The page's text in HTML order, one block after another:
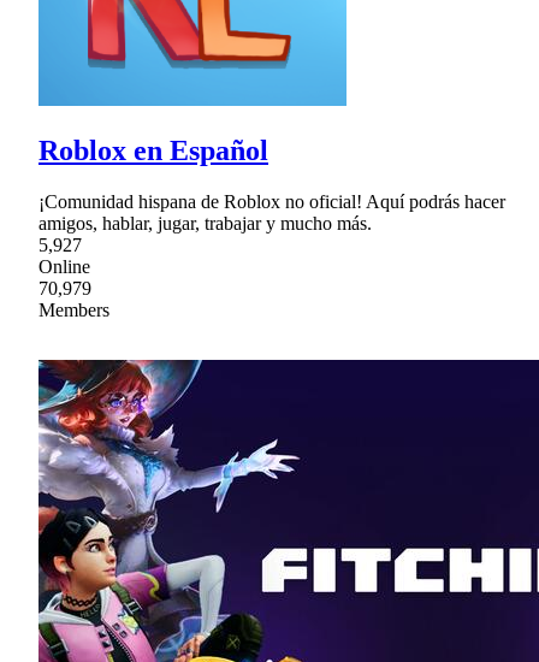
Roblox en Español
¡Comunidad hispana de Roblox no oficial! Aquí podrás hacer
amigos, hablar, jugar, trabajar y mucho más.
5,927
Online
70,979
Members